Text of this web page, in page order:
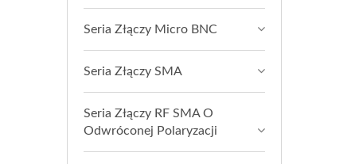
Seria Złączy Micro BNC
Seria Złączy SMA
Seria Złączy RF SMA O
Odwróconej Polaryzacji